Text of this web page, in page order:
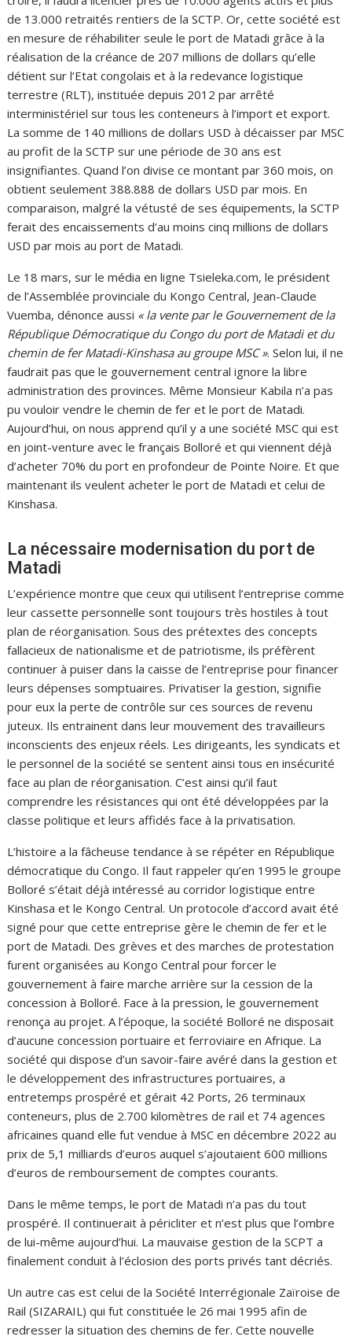
de 13.000 retraités rentiers de la SCTP. Or, cette société est
en mesure de réhabiliter seule le port de Matadi grâce à la
réalisation de la créance de 207 millions de dollars qu’elle
détient sur l’Etat congolais et à la redevance logistique
terrestre (RLT), instituée depuis 2012 par arrêté
interministériel sur tous les conteneurs à l’import et export.
La somme de 140 millions de dollars USD à décaisser par MSC
au profit de la SCTP sur une période de 30 ans est
insignifiantes. Quand l’on divise ce montant par 360 mois, on
obtient seulement 388.888 de dollars USD par mois. En
comparaison, malgré la vétusté de ses équipements, la SCTP
ferait des encaissements d’au moins cinq millions de dollars
USD par mois au port de Matadi.
Le 18 mars, sur le média en ligne Tsieleka.com, le président
de l’Assemblée provinciale du Kongo Central, Jean-Claude
Vuemba, dénonce aussi « la vente par le Gouvernement de la
République Démocratique du Congo du port de Matadi et du
chemin de fer Matadi-Kinshasa au groupe MSC ». Selon lui, il ne
faudrait pas que le gouvernement central ignore la libre
administration des provinces. Même Monsieur Kabila n’a pas
pu vouloir vendre le chemin de fer et le port de Matadi.
Aujourd’hui, on nous apprend qu’il y a une société MSC qui est
en joint-venture avec le français Bolloré et qui viennent déjà
d’acheter 70% du port en profondeur de Pointe Noire. Et que
maintenant ils veulent acheter le port de Matadi et celui de
Kinshasa.
La nécessaire modernisation du port de
Matadi
L’expérience montre que ceux qui utilisent l’entreprise comme
leur cassette personnelle sont toujours très hostiles à tout
plan de réorganisation. Sous des prétextes des concepts
fallacieux de nationalisme et de patriotisme, ils préfèrent
continuer à puiser dans la caisse de l’entreprise pour financer
leurs dépenses somptuaires. Privatiser la gestion, signifie
pour eux la perte de contrôle sur ces sources de revenu
juteux. Ils entrainent dans leur mouvement des travailleurs
inconscients des enjeux réels. Les dirigeants, les syndicats et
le personnel de la société se sentent ainsi tous en insécurité
face au plan de réorganisation. C’est ainsi qu’il faut
comprendre les résistances qui ont été développées par la
classe politique et leurs affidés face à la privatisation.
L’histoire a la fâcheuse tendance à se répéter en République
démocratique du Congo. Il faut rappeler qu’en 1995 le groupe
Bolloré s’était déjà intéressé au corridor logistique entre
Kinshasa et le Kongo Central. Un protocole d’accord avait été
signé pour que cette entreprise gère le chemin de fer et le
port de Matadi. Des grèves et des marches de protestation
furent organisées au Kongo Central pour forcer le
gouvernement à faire marche arrière sur la cession de la
concession à Bolloré. Face à la pression, le gouvernement
renonça au projet. A l’époque, la société Bolloré ne disposait
d’aucune concession portuaire et ferroviaire en Afrique. La
société qui dispose d’un savoir-faire avéré dans la gestion et
le développement des infrastructures portuaires, a
entretemps prospéré et gérait 42 Ports, 26 terminaux
conteneurs, plus de 2.700 kilomètres de rail et 74 agences
africaines quand elle fut vendue à MSC en décembre 2022 au
prix de 5,1 milliards d’euros auquel s’ajoutaient 600 millions
d’euros de remboursement de comptes courants.
Dans le même temps, le port de Matadi n’a pas du tout
prospéré. Il continuerait à péricliter et n’est plus que l’ombre
de lui-même aujourd’hui. La mauvaise gestion de la SCPT a
finalement conduit à l’éclosion des ports privés tant décriés.
Un autre cas est celui de la Société Interrégionale Zaïroise de
Rail (SIZARAIL) qui fut constituée le 26 mai 1995 afin de
redresser la situation des chemins de fer. Cette nouvelle